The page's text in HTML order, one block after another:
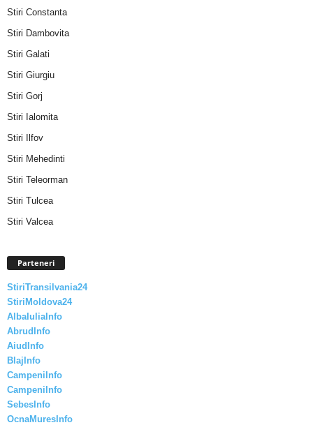
Stiri Constanta
Stiri Dambovita
Stiri Galati
Stiri Giurgiu
Stiri Gorj
Stiri Ialomita
Stiri Ilfov
Stiri Mehedinti
Stiri Teleorman
Stiri Tulcea
Stiri Valcea
Parteneri
StiriTransilvania24
StiriMoldova24
AlbaIuliaInfo
AbrudInfo
AiudInfo
BlajInfo
CampeniInfo
CampeniInfo
SebesInfo
OcnaMuresInfo